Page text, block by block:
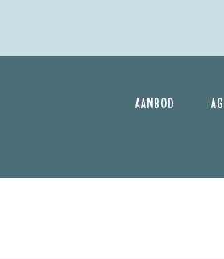
AANBOD